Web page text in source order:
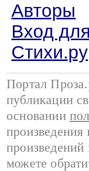
Авторы
Вход
Стихи.ру
Портал
публикации
основании
произведений
можете